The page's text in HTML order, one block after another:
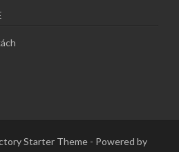
Starter Theme - Powered by